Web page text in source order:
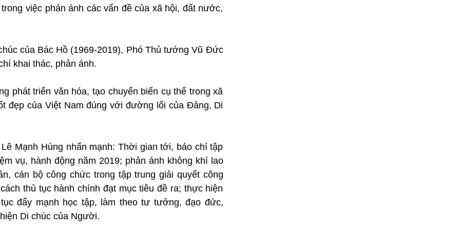
việc phản ánh các vấn đề của xã hội, đất nước,
của Bác Hồ (1969-2019), Phó Thủ tướng Vũ Đức
khai thác, phản ánh.
phát triển văn hóa, tạo chuyển biến cụ thể trong xã
đẹp của Việt Nam đúng với đường lối của Đảng, Di
Mạnh Hùng nhấn mạnh: Thời gian tới, báo chí tập
vụ, hành động năm 2019; phản ánh không khí lao
cán bộ công chức trong tập trung giải quyết công
thủ tục hành chính đạt mục tiêu đề ra; thực hiện
đẩy mạnh học tập, làm theo tư tưởng, đạo đức,
Di chúc của Người.